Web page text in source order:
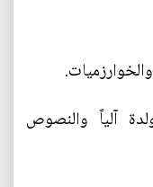
آلياً والنصوص